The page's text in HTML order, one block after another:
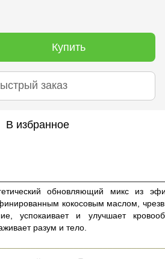
Купить
заказ
В избранное
обновляющий микс из
кокосовым маслом,
успокаивает и улучшает
разум и тело.